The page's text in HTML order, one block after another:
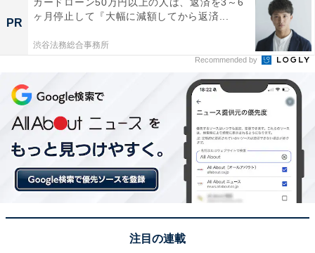
ックからポップス、ダンスミュージックまでさまざまな
これまで、テレビアニメ『チェンソーマン』（テレビ東
京ほか）のエンディングテーマとなった『ちゅ、多様
性。』や『スマイルあげない』はスマッシュヒットを記
録しています。
PR
ヶ月停止して『大幅に減額してから返済...
渋谷法務総合事務所
Recommended by
注目の連載